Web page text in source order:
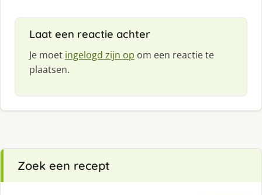
Laat een reactie achter
Je moet ingelogd zijn op om een reactie te
plaatsen.
Zoek een recept